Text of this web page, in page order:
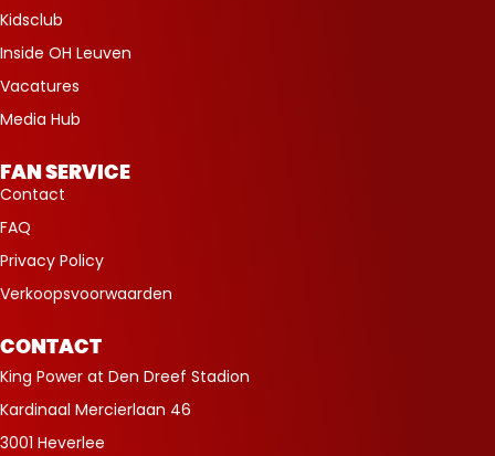
Kidsclub
Inside OH Leuven
Vacatures
Media Hub
FAN SERVICE
Contact
FAQ
Privacy Policy
Verkoopsvoorwaarden
CONTACT
King Power at Den Dreef Stadion
Kardinaal Mercierlaan 46
3001 Heverlee